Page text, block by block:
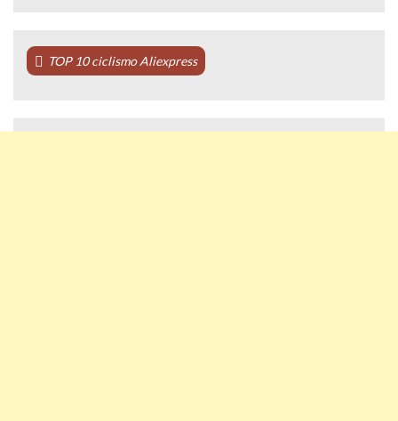
TOP 10 ciclismo Aliexpress